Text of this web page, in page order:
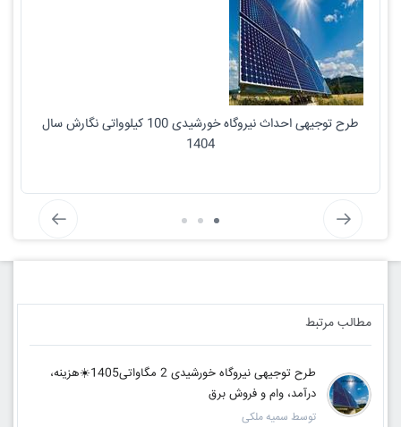
طرح توجیهی احداث نیروگاه خورشیدی 100 کیلوواتی نگارش سال
1404
مطالب مرتبط
طرح توجیهی نیروگاه خورشیدی 2 مگاواتی1405☀️هزینه،
درآمد، وام و فروش برق
توسط سمیه ملکی